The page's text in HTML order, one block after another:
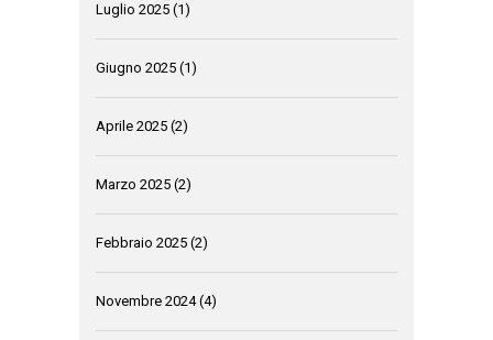
Luglio 2025 (1)
Giugno 2025 (1)
Aprile 2025 (2)
Marzo 2025 (2)
Febbraio 2025 (2)
Novembre 2024(4)